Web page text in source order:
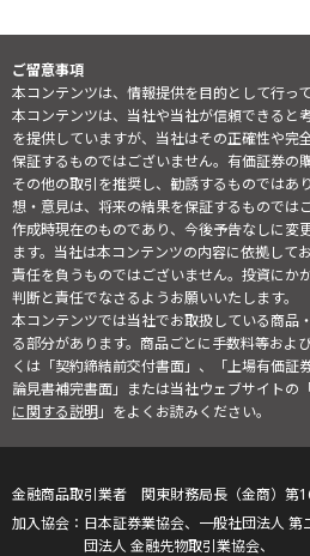
ご留意事項
本コンテンツは、情報提供を目的として行って
本コンテンツは、当社や当社が信頼できると
を提供していますが、当社はその正確性や完
保証するものではございません。有価証券の
その他の取引を推奨し、勧誘するものではあ
想・意見は、将来の結果を保証するものでは
作成時現在のものであり、今後予告なしに変
ます。当社は本コンテンツの内容に依拠して
責任を負うものではございません。投資にか
判断と責任でなさるようお願いいたします。
本コンテンツでは当社でお取扱している商品
る部分があります。商品ごとに手数料等およ
くは「契約締結前交付書面」、「上場有価証
論見書補完書面」または当社ウェブサイトの
に関する説明」をよくお読みください。
金融商品取引業者 関東財務局長（金商）第
日本証券業協会、一般社団法人
団法人 金融先物取引業協会、